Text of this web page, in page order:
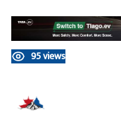
95 views